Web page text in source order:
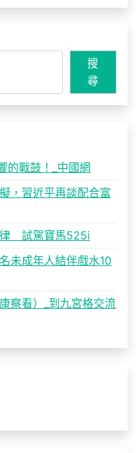
搜
尋
的戰鼓！_中國網
，習近平再談配合富
律 試駕寶馬525i
未成年人結伴戲水10
察看）_到九宮格交流